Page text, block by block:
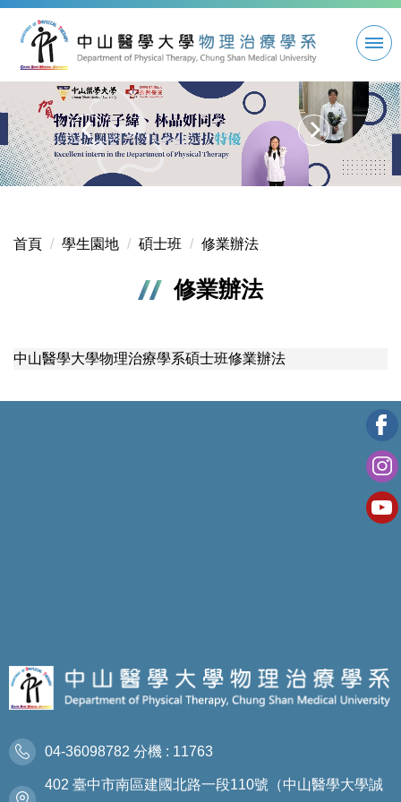
到
要
容
區
首頁 學生園地 碩士班 修業辦法
修業辦法
中山醫學大學物理治療學系碩士班修業辦法
04-36098782 分機 : 11763
402 臺中市南區建國北路一段110號（中山醫學大學誠